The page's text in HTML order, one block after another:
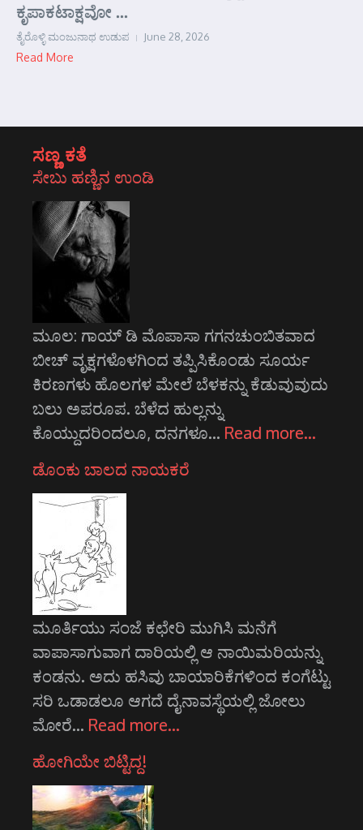
ಕೃಪಾಕಟಾಕ್ಷವೋ ...
ತೈರೊಳ್ಳಿ ಮಂಜುನಾಥ ಉಡುಪ June 28, 2026
Read More
ಸಣ್ಣ ಕತೆ
ಸೇಬು ಹಣ್ಣಿನ ಉಂಡಿ
ಮೂಲ: ಗಾಯ್ ಡಿ ಮೊಪಾಸಾ ಗಗನಚುಂಬಿತವಾದ
ಬೀಚ್‌ ವೃಕ್ಷಗಳೊಳಗಿಂದ ತಪ್ಪಿಸಿಕೊಂಡು ಸೂರ್ಯ
ಕಿರಣಗಳು ಹೊಲಗಳ ಮೇಲೆ ಬೆಳಕನ್ನು ಕೆಡುವುವುದು
ಬಲು ಅಪರೂಪ. ಬೆಳೆದ ಹುಲ್ಲನ್ನು
ಕೊಯ್ದುದರಿಂದಲೂ, ದನಗಳೂ… Read more…
ಡೊಂಕು ಬಾಲದ ನಾಯಕರೆ
ಮೂರ್ತಿಯು ಸಂಜೆ ಕಛೇರಿ ಮುಗಿಸಿ ಮನೆಗೆ
ವಾಪಾಸಾಗುವಾಗ ದಾರಿಯಲ್ಲಿ ಆ ನಾಯಿಮರಿಯನ್ನು
ಕಂಡನು. ಅದು ಹಸಿವು ಬಾಯಾರಿಕೆಗಳಿಂದ ಕಂಗೆಟ್ಟು
ಸರಿ ಒಡಾಡಲೂ ಆಗದೆ ದೈನಾವಸ್ಥೆಯಲ್ಲಿ ಜೋಲು
ಮೋರೆ… Read more…
ಹೋಗಿಯೇ ಬಿಟ್ಟಿದ್ದ!